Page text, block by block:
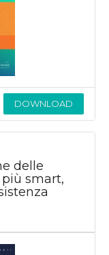
DOWNLOAD
delle
smart,